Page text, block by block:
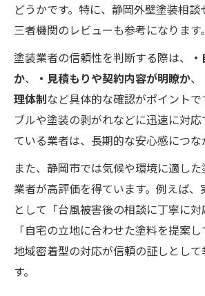
どうかです。特に、静岡外壁塗装相
三者機関のレビューも参考になります。
塗装業者の信頼性を判断する際は、
か、 ・見積もりや契約内容が明瞭か、
理体制など具体的な確認がポイントで
ブルや塗装の剥がれなどに迅速に対
ている業者は、長期的な安心感につな
また、静岡市では気候や環境に適し
業者が高評価を得ています。例えば、
として「台風被害後の相談に丁寧に対
「自宅の立地に合わせた塗料を提案し
地域密着型の対応が信頼の証しとし
す。